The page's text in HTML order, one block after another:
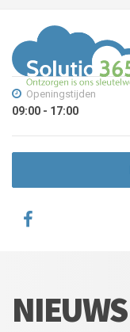
Openingstijden
09:00 - 17:00
NIEUWS